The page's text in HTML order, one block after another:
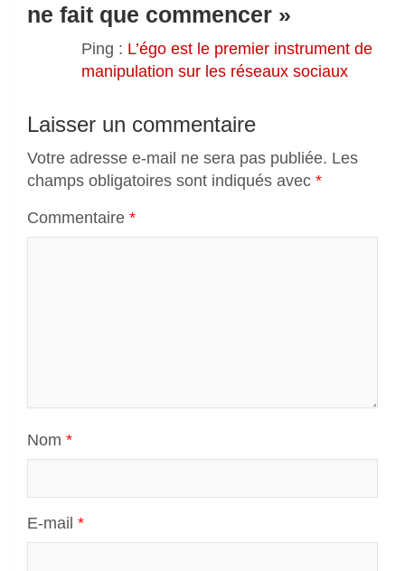
ne fait que commencer »
Ping : L’égo est le premier instrument de
manipulation sur les réseaux sociaux
Laisser un commentaire
Votre adresse e-mail ne sera pas publiée. Les
champs obligatoires sont indiqués avec *
Commentaire *
Nom *
E-mail *